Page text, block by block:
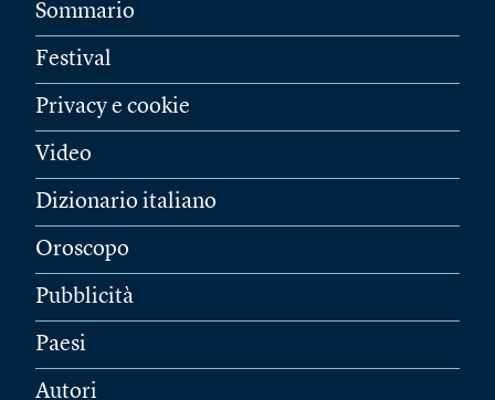
Sommario
Festival
Privacy e cookie
Video
Dizionario italiano
Oroscopo
Pubblicità
Paesi
Autori